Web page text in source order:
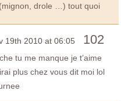
drole …) tout quoi
19th 2010 at 06:05 102
tu me manque je t’aime
plus chez vous dit moi lol